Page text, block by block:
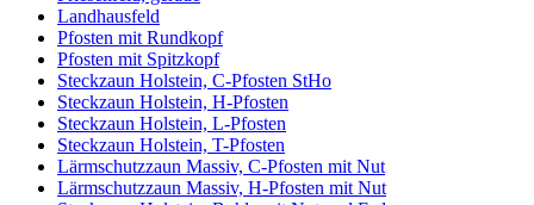
Landhausfeld
Pfosten mit Rundkopf
Pfosten mit Spitzkopf
Steckzaun Holstein, C-Pfosten StHo
Steckzaun Holstein, H-Pfosten
Steckzaun Holstein, L-Pfosten
Steckzaun Holstein, T-Pfosten
Lärmschutzzaun Massiv, C-Pfosten mit Nut
Lärmschutzzaun Massiv, H-Pfosten mit Nut